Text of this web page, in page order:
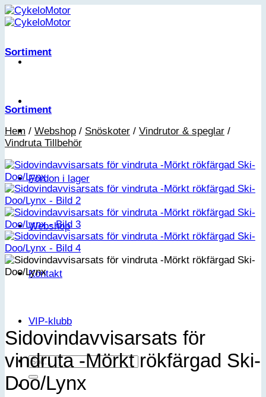
Skip
to
Fordon i lager
Webshop
Kontakt
VIP-klubb
Sök
efter:
Sortiment
Sortiment
Hem / Webshop / Snöskoter / Vindrutor & speglar /
Vindruta Tillbehör
Sidovindavvisarsats för
vindruta -Mörkt rökfärgad Ski-
Doo/Lynx